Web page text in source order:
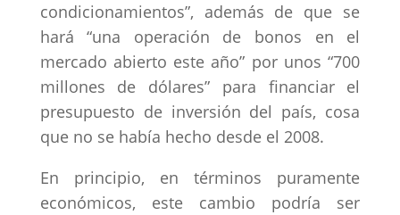
condicionamientos”, además de que se
hará “una operación de bonos en el
mercado abierto este año” por unos “700
millones de dólares” para financiar el
presupuesto de inversión del país, cosa
que no se había hecho desde el 2008.
En principio, en términos puramente
económicos, este cambio podría ser